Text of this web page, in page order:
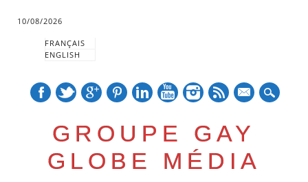
10/08/2026
FRANÇAIS
ENGLISH
GROUPE GAY
GLOBE MÉDIA